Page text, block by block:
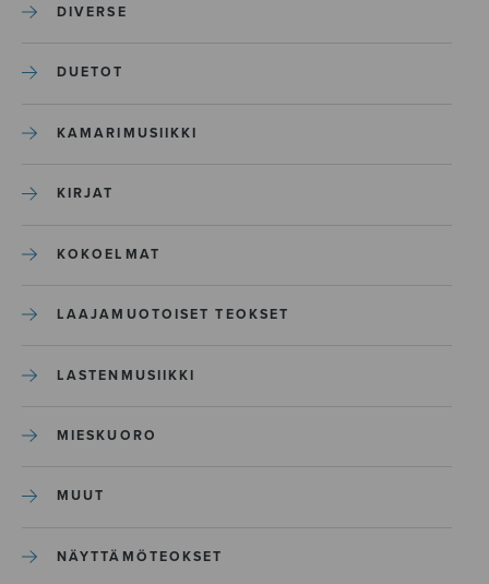
DIVERSE
DUETOT
KAMARIMUSIIKKI
KIRJAT
KOKOELMAT
LAAJAMUOTOISET TEOKSET
LASTENMUSIIKKI
MIESKUORO
MUUT
NÄYTTÄMÖTEOKSET